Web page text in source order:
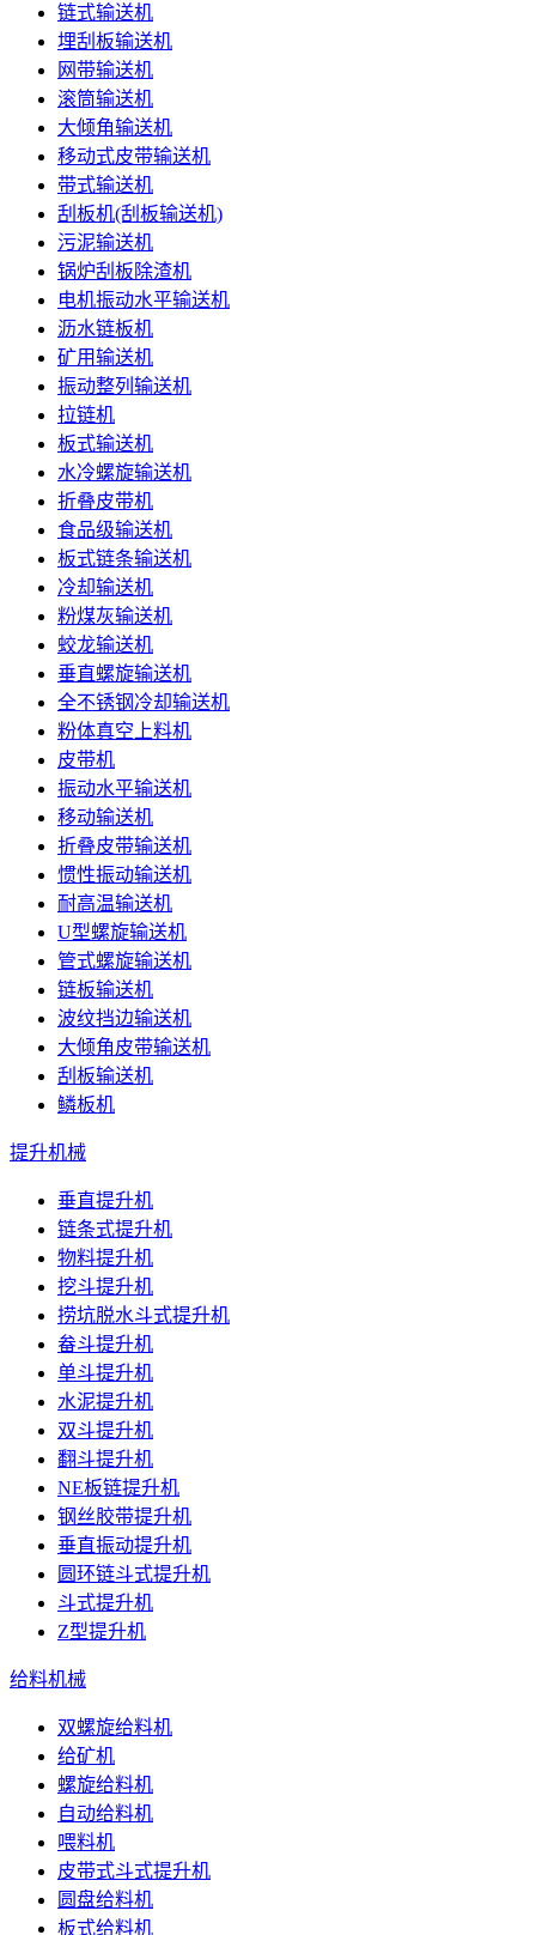
链式输送机
埋刮板输送机
网带输送机
滚筒输送机
大倾角输送机
移动式皮带输送机
带式输送机
刮板机(刮板输送机)
污泥输送机
锅炉刮板除渣机
电机振动水平输送机
沥水链板机
矿用输送机
振动整列输送机
拉链机
板式输送机
水冷螺旋输送机
折叠皮带机
食品级输送机
板式链条输送机
冷却输送机
粉煤灰输送机
蛟龙输送机
垂直螺旋输送机
全不锈钢冷却输送机
粉体真空上料机
皮带机
振动水平输送机
移动输送机
折叠皮带输送机
惯性振动输送机
耐高温输送机
U型螺旋输送机
管式螺旋输送机
链板输送机
波纹挡边输送机
大倾角皮带输送机
刮板输送机
鳞板机
提升机械
垂直提升机
链条式提升机
物料提升机
挖斗提升机
捞坑脱水斗式提升机
畚斗提升机
单斗提升机
水泥提升机
双斗提升机
翻斗提升机
NE板链提升机
钢丝胶带提升机
垂直振动提升机
圆环链斗式提升机
斗式提升机
Z型提升机
给料机械
双螺旋给料机
给矿机
螺旋给料机
自动给料机
喂料机
皮带式斗式提升机
圆盘给料机
板式给料机